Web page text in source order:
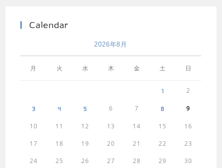
Calendar
2026年8月
月 火 水 木 金 土 日
1 2
3 4 5 6 7 8 9
10 11 12 13 14 15 16
17 18 19 20 21 22 23
24 25 26 27 28 29 30